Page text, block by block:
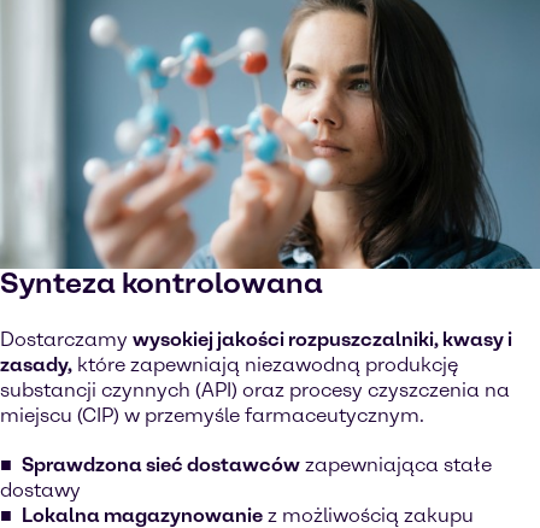
Synteza kontrolowana
Dostarczamy wysokiej jakości rozpuszczalniki, kwasy i
zasady, które zapewniają niezawodną produkcję
substancji czynnych (API) oraz procesy czyszczenia na
miejscu (CIP) w przemyśle farmaceutycznym.
Sprawdzona sieć dostawców zapewniająca stałe
dostawy
Lokalna magazynowanie z możliwością zakupu